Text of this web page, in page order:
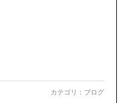
カテゴリ： ブログ